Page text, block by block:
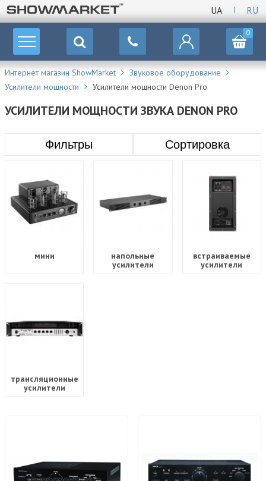
UA RU
0
Интернет магазин ShowMarket
Звуковое оборудование
Усилители мощности
Усилители мощности Denon Pro
УСИЛИТЕЛИ МОЩНОСТИ ЗВУКА DENON PRO
Фильтры Сортировка
мини
напольные
усилители
встраиваемые
усилители
трансляционные
усилители